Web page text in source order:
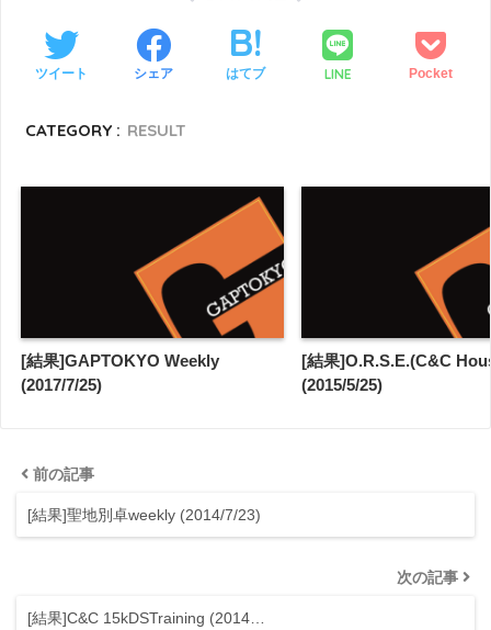
ツイート シェア はてブ LINE Pocket
CATEGORY : RESULT
[結果]GAPTOKYO Weekly
(2017/7/25)
[結果]O.R.S.E.(C&C
(2015/5/25)
前の記事
[結果]聖地別卓weekly (2014/7/23)
次の記事
[結果]C&C 15kDSTraining (2014…